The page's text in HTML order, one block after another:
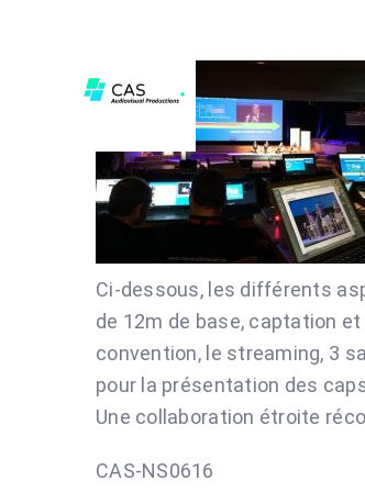
Ci-dessous, les différents
de 12m de base, captation
convention, le streaming, 3
pour la présentation des
Une collaboration étroite
CAS-NS0616